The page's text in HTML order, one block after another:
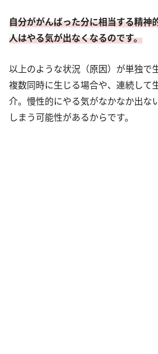
自分ががんばった分に相当する精神
人はやる気が出なくなるのです。
以上のような状況（原因）が単独で
複数同時に生じる場合や、連続して
介。慢性的にやる気がなかなか出な
しまう可能性があるからです。